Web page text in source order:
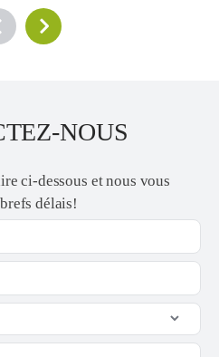
NOUS
ci-dessous et nous vous
délais!